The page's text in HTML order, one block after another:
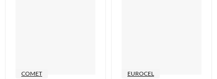
COMET EUROCEL